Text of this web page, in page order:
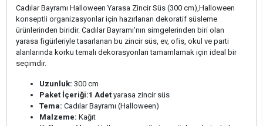
Cadılar Bayramı Halloween Yarasa Zincir Süs (300 cm),Halloween
konseptli organizasyonlar için hazırlanan dekoratif süsleme
ürünlerinden biridir. Cadılar Bayramı'nın simgelerinden biri olan
yarasa figürleriyle tasarlanan bu zincir süs, ev, ofis, okul ve parti
alanlarında korku temalı dekorasyonları tamamlamak için ideal bir
seçimdir.
Uzunluk: 300 cm
Paket İçeriği:1 Adet yarasa zincir süs
Tema: Cadılar Bayramı (Halloween)
Malzeme: Kağıt